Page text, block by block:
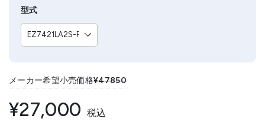
型式
メーカー希望小売価格¥47850
¥27,000 税込